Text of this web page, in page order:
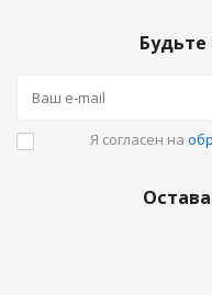
Будьте
Я согласен на